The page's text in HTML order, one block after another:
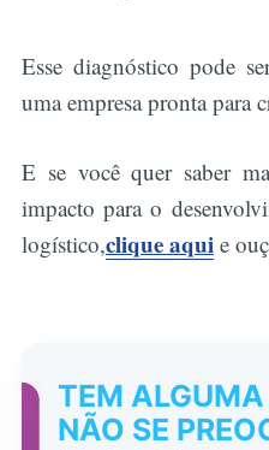
Esse diagnóstico pode
uma empresa pronta para
E se você quer saber
impacto para o
logístico,clique aquie
TEM
NÃO SE